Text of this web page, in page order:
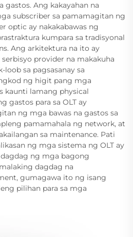
gastos. Ang kakayahan na
subscriber sa pamamagitan ng
optic ay nakakabawas ng
kumpara sa tradisyonal
Ang arkitektura na ito ay
provider na makakuha
loob sa pagsasanay sa
ng higit pang mga
kaunti lamang physical
gastos para sa OLT ay
ng mga bawas na gastos sa
pamamahala ng network, at
sa maintenance. Pati
ng mga sistema ng OLT ay
ng mga bagong
dagdag na
gumagawa ito ng isang
pilihan para sa mga